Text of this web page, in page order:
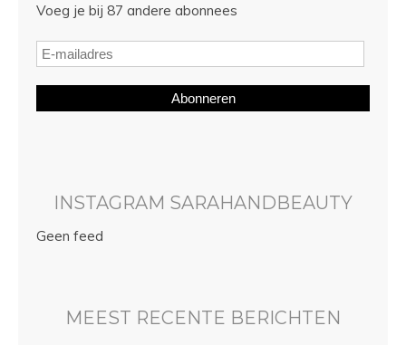
Voeg je bij 87 andere abonnees
Abonneren
INSTAGRAM SARAHANDBEAUTY
Geen feed
MEEST RECENTE BERICHTEN